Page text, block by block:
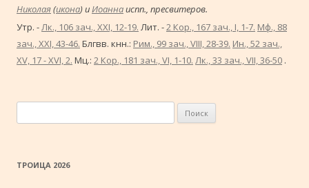
Николая(икона) иИоаннаиспп., пресвитеров.
Утр. -Лк., 106 зач., XXI, 12-19. Лит. -2 Кор., 167 зач., I, 1-7. Мф., 88
зач., XXI, 43-46. Блгвв. кнн.: Рим., 99 зач., VIII, 28-39. Ин., 52 зач.,
XV, 17 - XVI, 2. Мц.: 2 Кор., 181 зач., VI, 1-10. Лк., 33 зач., VII, 36-50 .
ТРОИЦА 2026